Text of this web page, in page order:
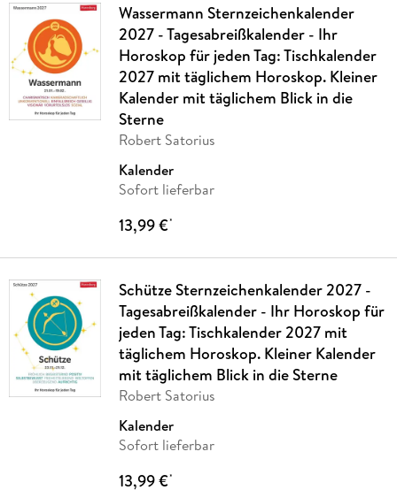
Wassermann Sternzeichenkalender
2027 - Tagesabreißkalender - Ihr
Horoskop für jeden Tag: Tischkalender
2027 mit täglichem Horoskop. Kleiner
Kalender mit täglichem Blick in die
Sterne
Robert Satorius
Kalender
Sofort lieferbar
13,99 €*
Schütze Sternzeichenkalender 2027 -
Tagesabreißkalender - Ihr Horoskop für
jeden Tag: Tischkalender 2027 mit
täglichem Horoskop. Kleiner Kalender
mit täglichem Blick in die Sterne
Robert Satorius
Kalender
Sofort lieferbar
13,99 €*